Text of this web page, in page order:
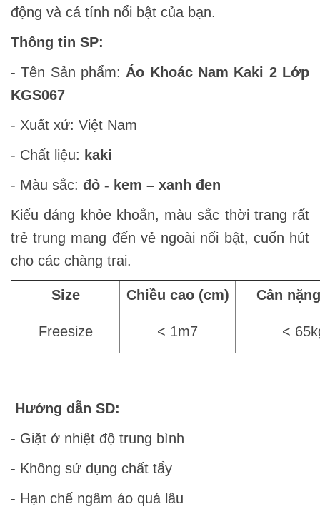
động và cá tính nổi bật của bạn.
Thông tin SP:
- Tên Sản phẩm: Áo Khoác Nam Kaki 2 Lớp
KGS067
- Xuất xứ: Việt Nam
- Chất liệu: kaki
- Màu sắc: đỏ - kem – xanh đen
Kiểu dáng khỏe khoắn, màu sắc thời trang rất
trẻ trung mang đến vẻ ngoài nổi bật, cuốn hút
cho các chàng trai.
Size Chiều cao (cm) Cân
Freesize < 1m7 <
Hướng dẫn SD:
- Giặt ở nhiệt độ trung bình
- Không sử dụng chất tẩy
- Hạn chế ngâm áo quá lâu